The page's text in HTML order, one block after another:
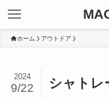
ホーム アウトドア
シャトレ
2024
9/22